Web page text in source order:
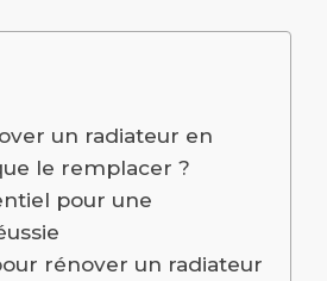
un radiateur en
le remplacer ?
pour une
rénover un radiateur